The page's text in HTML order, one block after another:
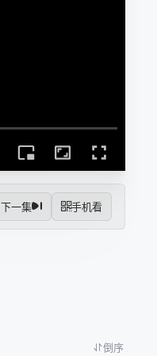
下一集 手机看
倒序